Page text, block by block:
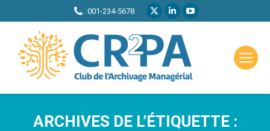
001-234-5678
La
X
s'ouvre
dans
fenêtre
La
LinkedIn
s'ouvre
dans
fenêtre
La
fenêtre
ARCHIVES DE L’ÉTIQUETTE :